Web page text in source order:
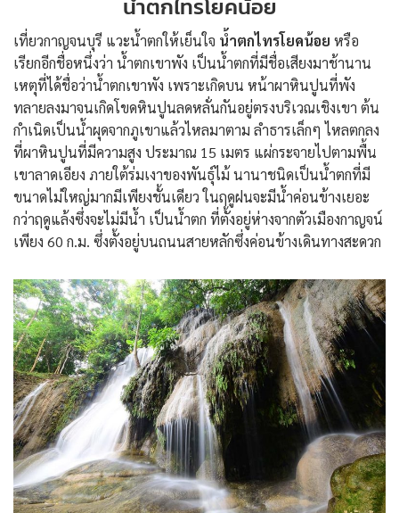
น้ำตกไทรโยคน้อย
เที่ยวกาญจนบุรี แวะน้ำตกให้เย็นใจ น้ำตกไทรโยคน้อย หรือ
เรียกอีกชื่อหนึ่งว่า น้ำตกเขาพัง เป็นน้ำตกที่มีชื่อเสียงมาช้านาน
เหตุที่ได้ชื่อว่าน้ำตกเขาพัง เพราะเกิดบน หน้าผาหินปูนที่พัง
ทลายลงมาจนเกิดโขดหินปูนลดหลั่นกันอยู่ตรงบริเวณเชิงเขา ต้น
กำเนิดเป็นน้ำผุดจากภูเขาแล้วไหลมาตาม ลำธารเล็กๆ ไหลตกลง
ที่ผาหินปูนที่มีความสูง ประมาณ 15 เมตร แผ่กระจายไปตามพื้น
เขาลาดเอียง ภายใต้ร่มเงาของพันธุ์ไม้ นานาชนิดเป็นน้ำตกที่มี
ขนาดไม่ใหญ่มากมีเพียงชั้นเดียว ในฤดูฝนจะมีน้ำค่อนข้างเยอะ
กว่าฤดูแล้งซึ่งจะไม่มีน้ำ เป็นน้ำตก ที่ตั้งอยู่ห่างจากตัวเมืองกาญจน์
เพียง 60 ก.ม. ซึ่งตั้งอยู่บนถนนสายหลักซึ่งค่อนข้างเดินทางสะดวก